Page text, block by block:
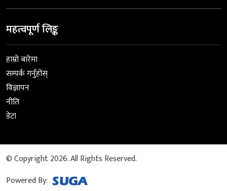
महत्वपूर्ण लिङ्क
हाम्रो बारेमा
सम्पर्क गर्नुहोस्
विज्ञापन
नीति
डेटा
© Copyright 2026. All Rights Reserved.
Powered By: